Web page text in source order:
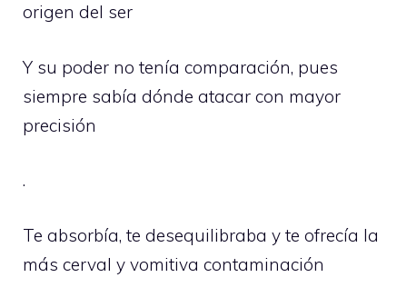
origen del ser
Y su poder no tenía comparación, pues
siempre sabía dónde atacar con mayor
precisión
.
Te absorbía, te desequilibraba y te ofrecía la
más cerval y vomitiva contaminación